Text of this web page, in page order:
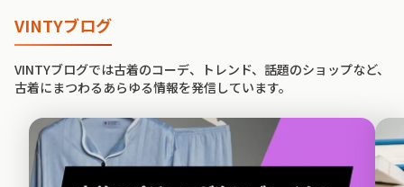
VINTYブログ
VINTYブログでは古着のコーデ、トレンド、話題のショップなど、
古着にまつわるあらゆる情報を発信しています。